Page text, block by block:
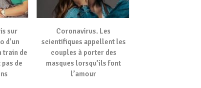
sur
d’un
train de
de
Coronavirus. Les
scientifiques appellent les
couples à porter des
masques lorsqu’ils font
l’amour